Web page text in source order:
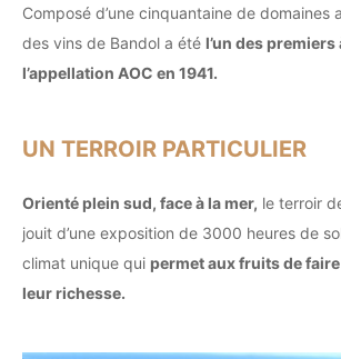
Composé d’une cinquantaine de domaines
des vins de Bandol a été l’un des
l’appellation AOC en 1941.
UN TERROIR PARTICULIER
Orienté plein sud, face à la mer, le terroir
jouit d’une exposition de 3000 heures de
climat unique qui permet aux fruits de
leur richesse.